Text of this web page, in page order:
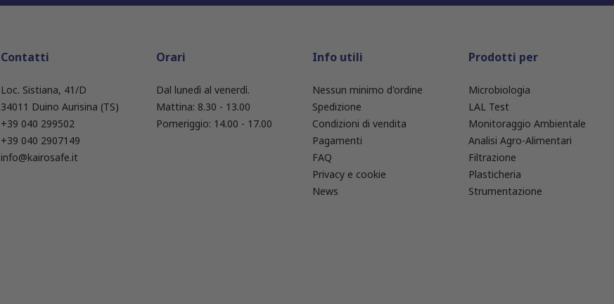
Contatti
Loc. Sistiana, 41/D
34011 Duino Aurisina (TS)
+39 040 299502
+39 040 2907149
info@kairosafe.it
Orari
Dal lunedì al venerdì.
Mattina: 8.30 - 13.00
Pomeriggio: 14.00 - 17.00
Info utili
Nessun minimo d'ordine
Spedizione
Condizioni di vendita
Pagamenti
FAQ
Privacy e cookie
News
Prodotti per
Microbiologia
LAL Test
Monitoraggio Ambientale
Analisi Agro-Alimentari
Filtrazione
Plasticheria
Strumentazione